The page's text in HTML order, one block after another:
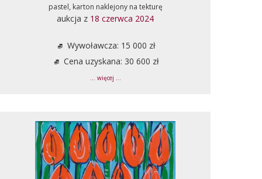
pastel, karton naklejony na tekturę
aukcja z 18 czerwca 2024
Wywoławcza: 15 000 zł
Cena uzyskana: 30 600 zł
... więcej ...